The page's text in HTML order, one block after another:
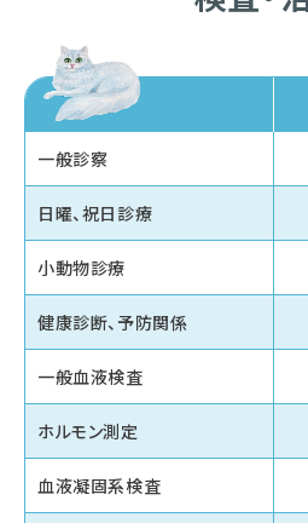
一般診察
日曜、祝日診療
小動物診療
健康診断、予防関係
一般血液検査
ホルモン測定
血液凝固系検査